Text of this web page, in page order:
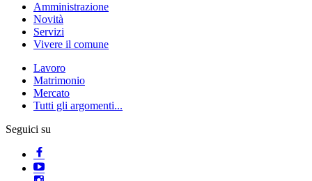
Amministrazione
Novità
Servizi
Vivere il comune
Lavoro
Matrimonio
Mercato
Tutti gli argomenti...
Seguici su